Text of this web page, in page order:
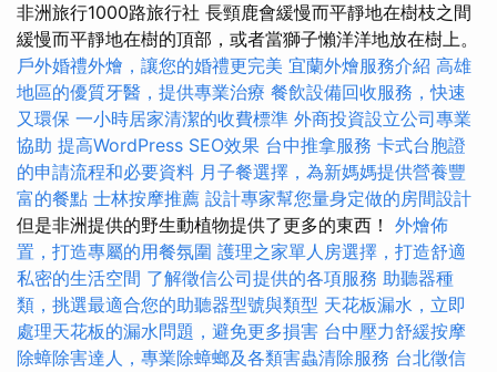
非洲旅行1000路旅行社 長頸鹿會緩慢而平靜地在樹枝之間
緩慢而平靜地在樹的頂部，或者當獅子懶洋洋地放在樹上。
戶外婚禮外燴，讓您的婚禮更完美 宜蘭外燴服務介紹 高雄
地區的優質牙醫，提供專業治療 餐飲設備回收服務，快速
又環保 一小時居家清潔的收費標準 外商投資設立公司專業
協助 提高WordPress SEO效果 台中推拿服務 卡式台胞證
的申請流程和必要資料 月子餐選擇，為新媽媽提供營養豐
富的餐點 士林按摩推薦 設計專家幫您量身定做的房間設計
但是非洲提供的野生動植物提供了更多的東西！ 外燴佈
置，打造專屬的用餐氛圍 護理之家單人房選擇，打造舒適
私密的生活空間 了解徵信公司提供的各項服務 助聽器種
類，挑選最適合您的助聽器型號與類型 天花板漏水，立即
處理天花板的漏水問題，避免更多損害 台中壓力舒緩按摩
除蟑除害達人，專業除蟑螂及各類害蟲清除服務 台北徵信